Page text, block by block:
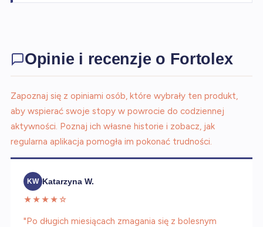
Opinie i recenzje o Fortolex
Zapoznaj się z opiniami osób, które wybrały ten produkt,
aby wspierać swoje stopy w powrocie do codziennej
aktywności. Poznaj ich własne historie i zobacz, jak
regularna aplikacja pomogła im pokonać trudności.
KW Katarzyna W.
★★★★☆
"Po długich miesiącach zmagania się z bolesnym